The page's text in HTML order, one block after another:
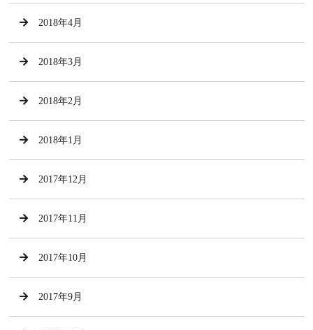
2018年4月
2018年3月
2018年2月
2018年1月
2017年12月
2017年11月
2017年10月
2017年9月